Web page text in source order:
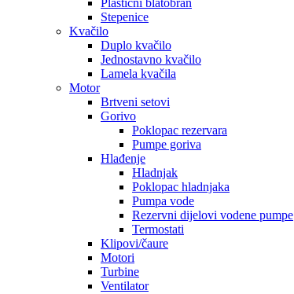
Plastični blatobran
Stepenice
Kvačilo
Duplo kvačilo
Jednostavno kvačilo
Lamela kvačila
Motor
Brtveni setovi
Gorivo
Poklopac rezervara
Pumpe goriva
Hlađenje
Hladnjak
Poklopac hladnjaka
Pumpa vode
Rezervni dijelovi vodene pumpe
Termostati
Klipovi/čaure
Motori
Turbine
Ventilator